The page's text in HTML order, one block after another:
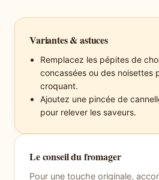
Variantes & astuces
Remplacez les pépites de
concassées ou des noisettes
croquant.
Ajoutez une pincée de
pour relever les saveurs.
Le conseil du fromager
Pour une touche originale,